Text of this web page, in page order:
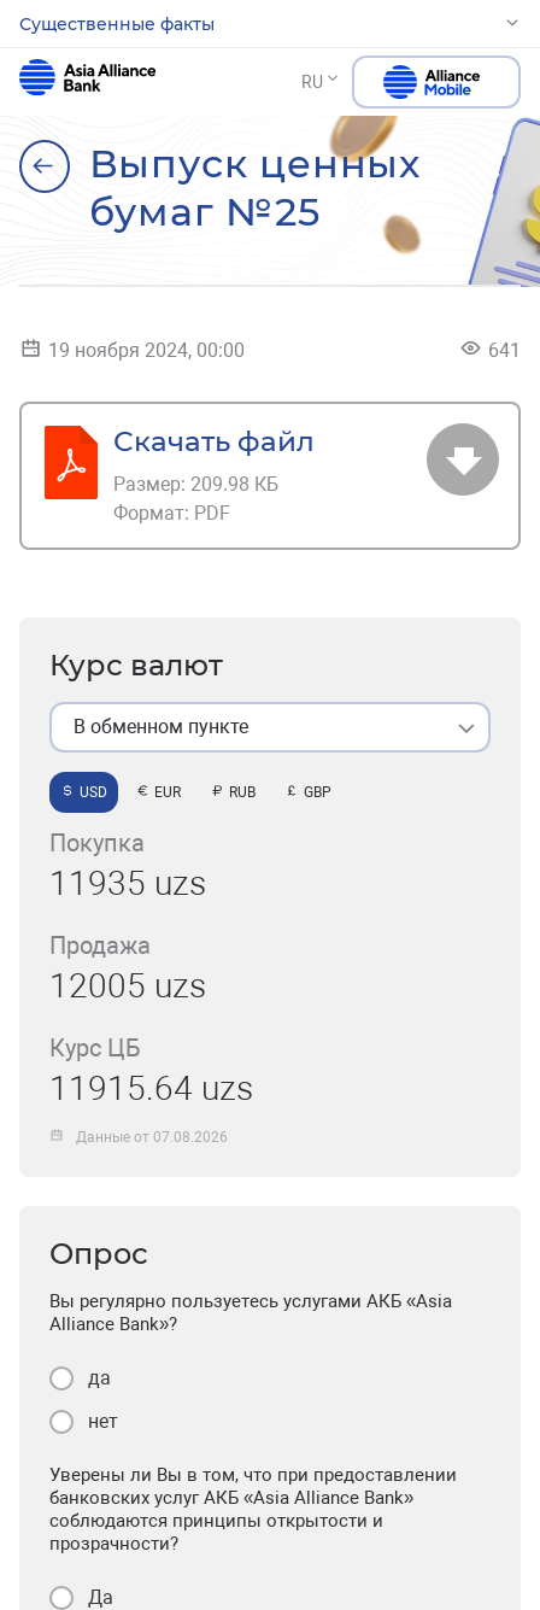
Существенные факты
RU
Выпуск ценных
бумаг №25
19 ноября 2024, 00:00 641
Скачать файл
Размер: 209.98 КБ
Формат: PDF
Курс валют
В обменном пункте
USD EUR RUB GBP
Покупка
11935 uzs
Продажа
12005 uzs
Курс ЦБ
11915.64 uzs
Данные от 07.08.2026
Опрос
Вы регулярно пользуетесь услугами АКБ «Asia
Alliance Bank»?
да
нет
Уверены ли Вы в том, что при предоставлении
банковских услуг АКБ «Asia Alliance Bank»
соблюдаются принципы открытости и
прозрачности?
Да